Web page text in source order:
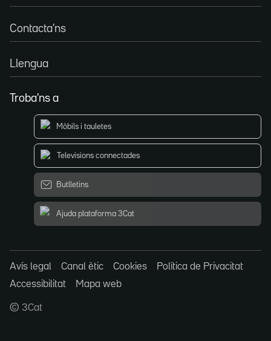
Contacta'ns
Llengua
Troba'ns a
Mòbils i tauletes
Televisions connectades
Butlletins
Ajuda plataforma 3Cat
Avís legal Canal ètic Cookies
Política de Privacitat
Accessibilitat
Mapa web
© 3Cat